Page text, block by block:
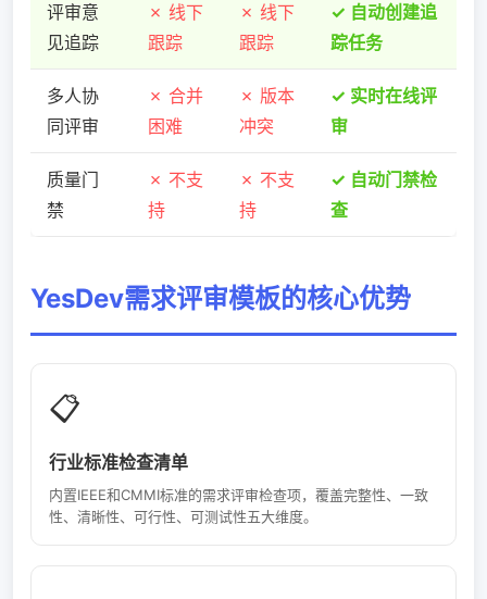
评审意
见追踪
✗ 线下
跟踪
✗ 线下
跟踪
✓ 自动创建追
踪任务
多人协
同评审
✗ 合并
困难
✗ 版本
冲突
✓ 实时在线评
审
质量门
禁
✗ 不支
持
✗ 不支
持
✓ 自动门禁检
查
YesDev需求评审模板的核心优势
📋
行业标准检查清单
内置IEEE和CMMI标准的需求评审检查项，覆盖完整性、一致
性、清晰性、可行性、可测试性五大维度。